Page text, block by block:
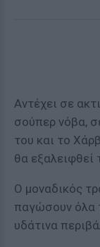
Αντέχει σε
σούπερ νόβα,
του και το
θα εξαλειφθεί
Ο μοναδικός
παγώσουν όλα
υδάτινα